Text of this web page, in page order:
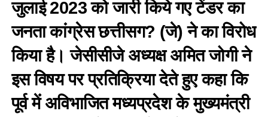
जुलाई 2023 को जारी किये गए टेंडर का
जनता कांग्रेस छत्तीसग? (जे) ने का विरोध
किया है। जेसीसीजे अध्यक्ष अमित जोगी ने
इस विषय पर प्रतिक्रिया देते हुए कहा कि
पूर्व में अविभाजित मध्यप्रदेश के मुख्यमंत्री